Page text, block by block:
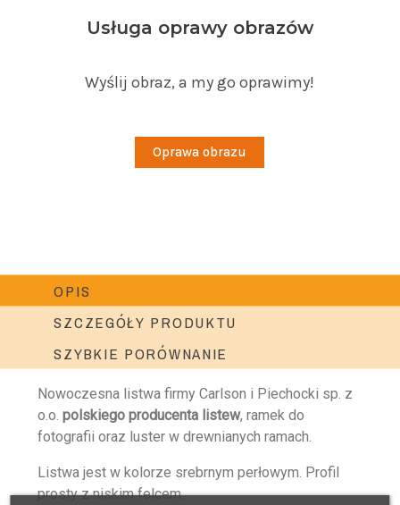
Usługa oprawy obrazów
Wyślij obraz, a my go oprawimy!
Oprawa obrazu
OPIS
SZCZEGÓŁY PRODUKTU
SZYBKIE PORÓWNANIE
Nowoczesna listwa firmy Carlson i Piechocki sp. z
o.o.polskiego producenta listew, ramek do
fotografii oraz luster w drewnianych ramach.
Listwa jest w kolorze srebrnym perłowym. Profil
prosty z niskim felcem.